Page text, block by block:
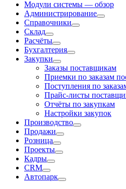
Модули системы — обзор
Администрирование
Справочники
Склад
Расчёты
Бухгалтерия
Закупки
Заказы поставщикам
Приемки по заказам
Поступления по
Прайс-листы
Отчёты по закупкам
Настройки закупок
Производство
Продажи
Розница
Проекты
Кадры
CRM
Автопарк